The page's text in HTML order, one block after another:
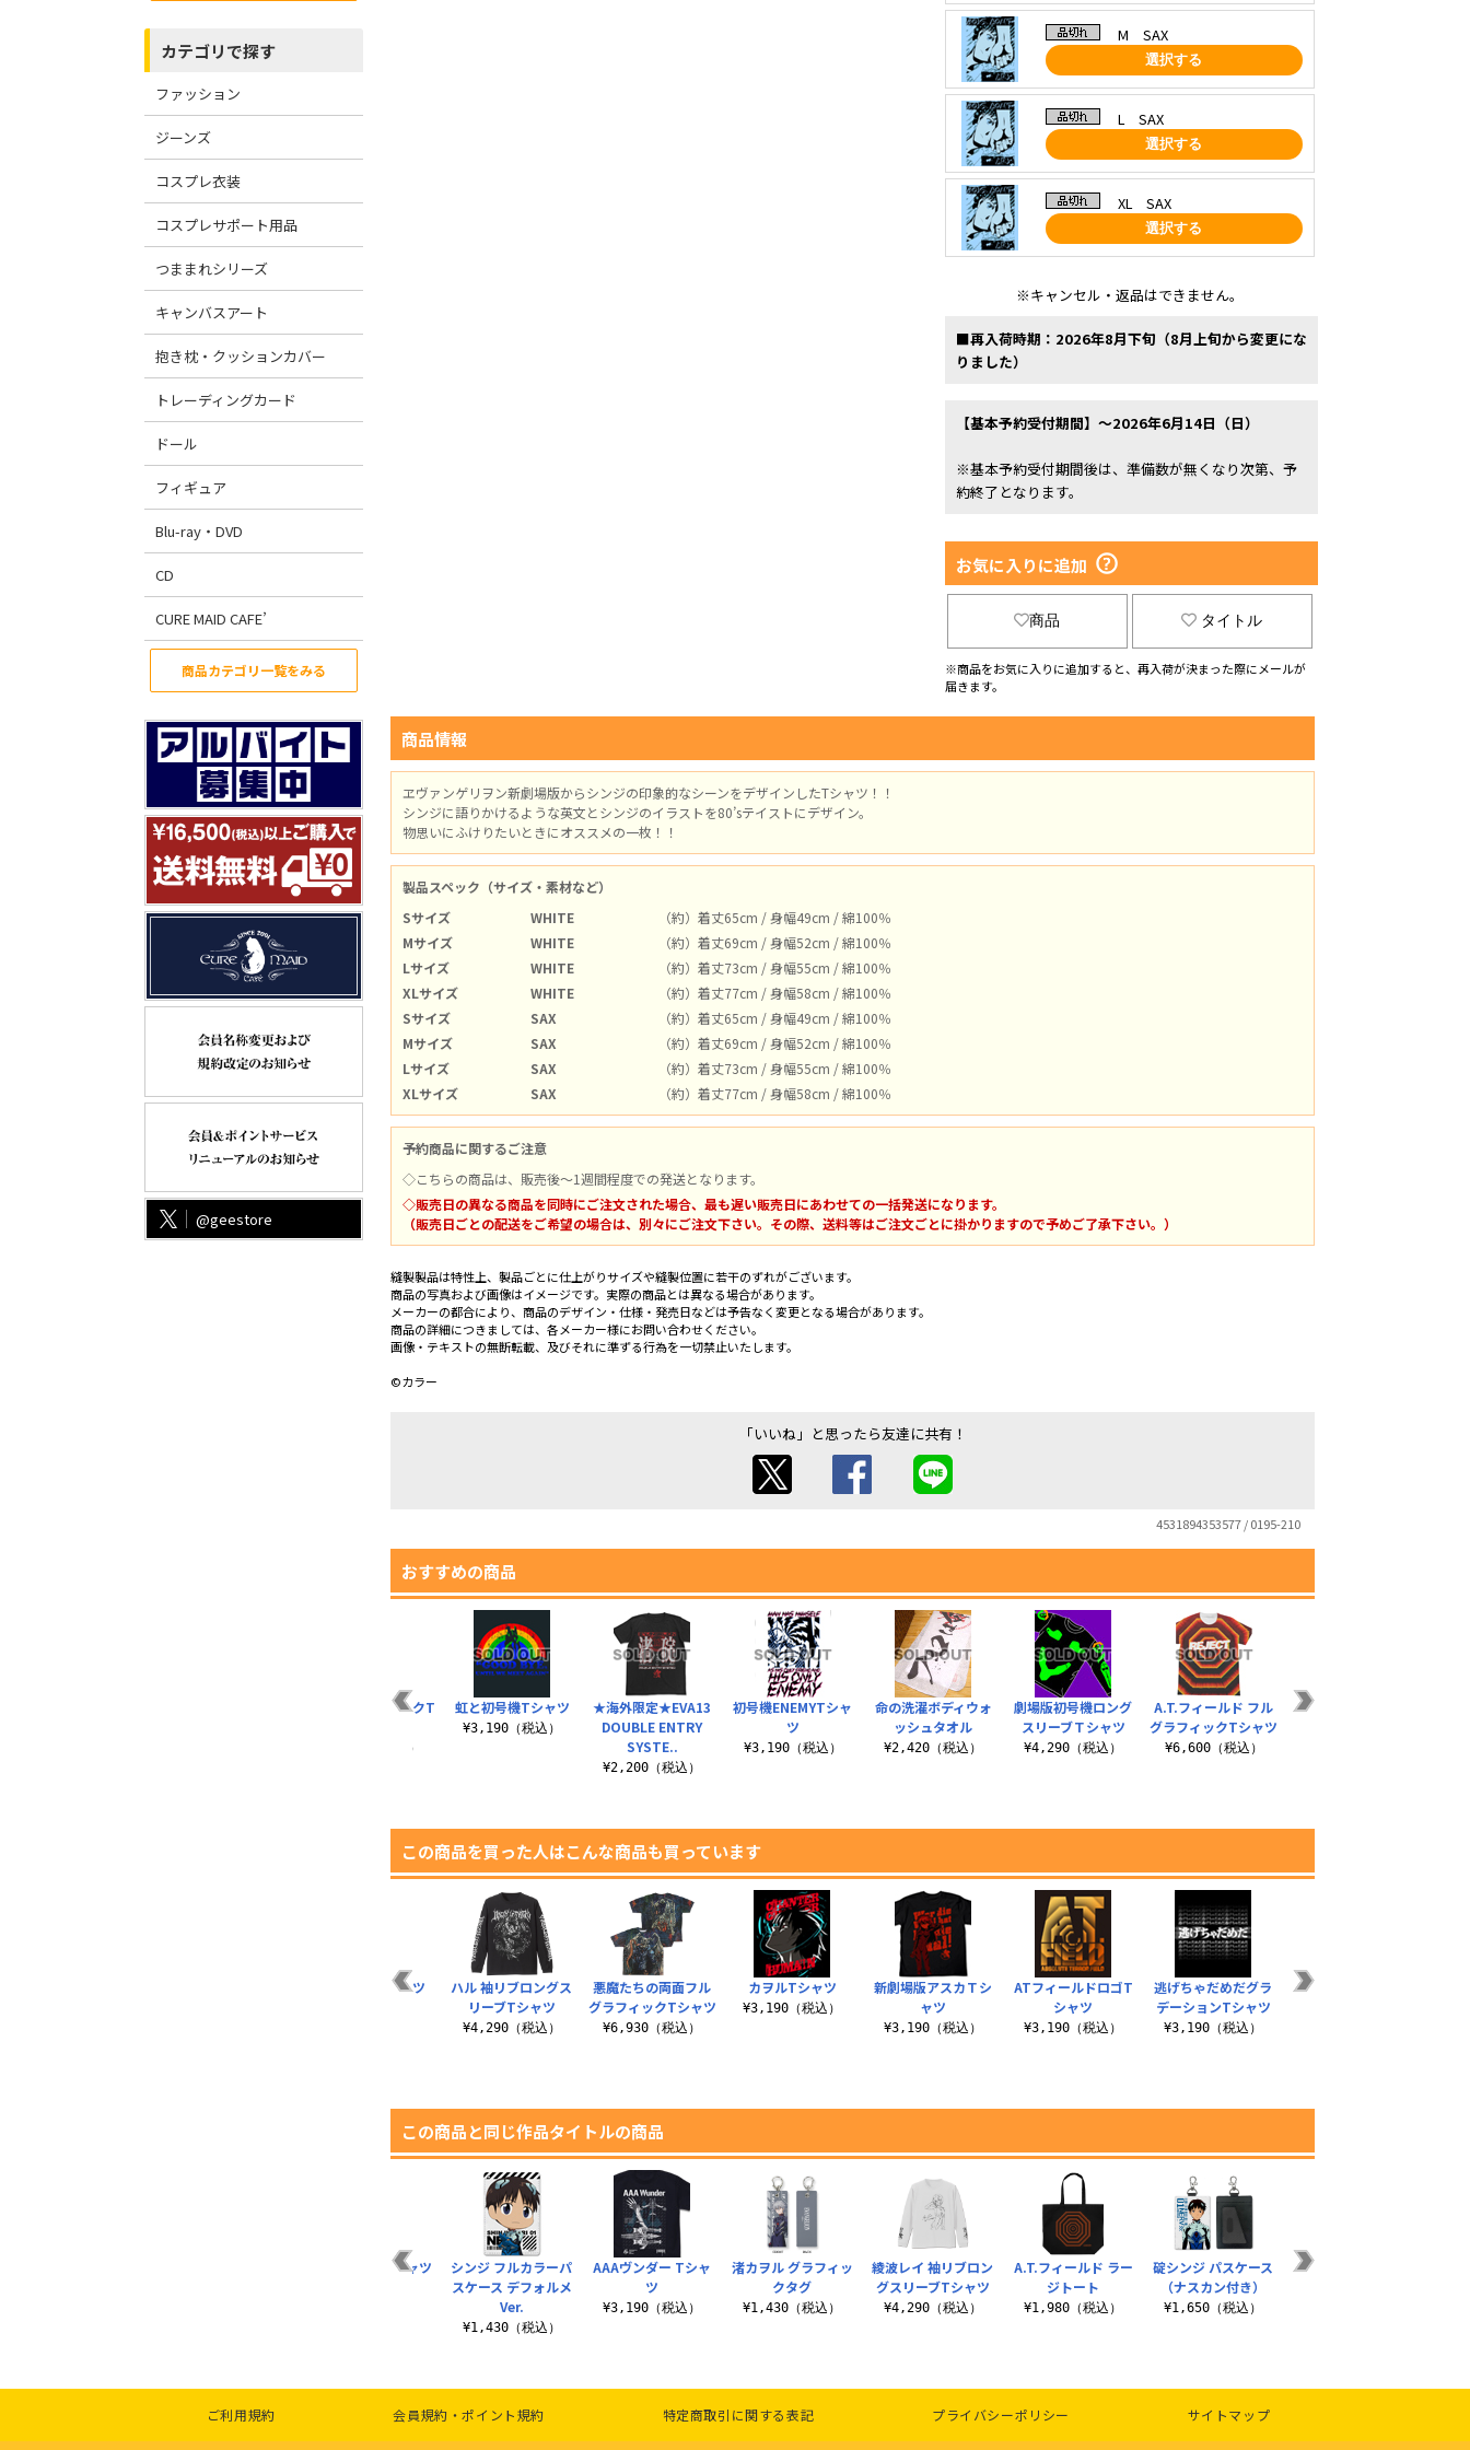
カテゴリで探す
ファッション
ジーンズ
コスプレ衣装
コスプレサポート用品
つままれシリーズ
キャンバスアート
抱き枕・クッションカバー
トレーディングカード
ドール
フィギュア
Blu-ray・DVD
CD
CURE MAID CAFE’
商品カテゴリ一覧をみる
@geestore
M SAX
選択する
L SAX
選択する
XL SAX
選択する
※キャンセル・返品はできません。
■再入荷時期：2026年8月下旬（8月上旬から変更にな
りました）
【基本予約受付期間】～2026年6月14日（日）
※基本予約受付期間後は、準備数が無くなり次第、予
約終了となります。
お気に入りに追加
商品 タイトル
※商品をお気に入りに追加すると、再入荷が決まった際にメールが
届きます。
商品情報
ヱヴァンゲリヲン新劇場版からシンジの印象的なシーンをデザインしたTシャツ！！
シンジに語りかけるような英文とシンジのイラストを80’sテイストにデザイン。
物思いにふけりたいときにオススメの一枚！！
製品スペック（サイズ・素材など）
Sサイズ
WHITE
（約）着丈65cm / 身幅49cm / 綿100％
Mサイズ
WHITE
（約）着丈69cm / 身幅52cm / 綿100％
Lサイズ
WHITE
（約）着丈73cm / 身幅55cm / 綿100％
XLサイズ
WHITE
（約）着丈77cm / 身幅58cm / 綿100％
Sサイズ
SAX
（約）着丈65cm / 身幅49cm / 綿100％
Mサイズ
SAX
（約）着丈69cm / 身幅52cm / 綿100％
Lサイズ
SAX
（約）着丈73cm / 身幅55cm / 綿100％
XLサイズ
SAX （約）着丈77cm / 身幅58cm / 綿100％
予約商品に関するご注意
◇こちらの商品は、販売後～1週間程度での発送となります。
◇販売日の異なる商品を同時にご注文された場合、最も遅い販売日にあわせての一括発送になります。
（販売日ごとの配送をご希望の場合は、別々にご注文下さい。その際、送料等はご注文ごとに掛かりますので予めご了承下さい。）
縫製製品は特性上、製品ごとに仕上がりサイズや縫製位置に若干のずれがございます。
商品の写真および画像はイメージです。実際の商品とは異なる場合があります。
メーカーの都合により、商品のデザイン・仕様・発売日などは予告なく変更となる場合があります。
商品の詳細につきましては、各メーカー様にお問い合わせください。
画像・テキストの無断転載、及びそれに準ずる行為を一切禁止いたします。
©カラー
「いいね」と思ったら友達に共有！
4531894353577 / 0195-210
おすすめの商品
初号機ENEMYTシャ
ツ
¥3,190（税込）
命の洗濯ボディウォ
ッシュタオル
¥2,420（税込）
劇場版初号機ロング
スリーブＴシャツ
¥4,290（税込）
A.T.フィールド フル
グラフィックTシャツ
¥6,600（税込）
劇場版初号機ジップ
アスカグラフィックT
¥3,190（税込）
虹と初号機Tシャツ
¥3,190（税込）
★海外限定★EVA13
DOUBLE ENTRY
SYSTE..
¥2,200（税込）
この商品を買った人はこんな商品も買っています
カヲルTシャツ
¥3,190（税込）
新劇場版アスカＴシ
ャツ
¥3,190（税込）
ATフィールドロゴT
シャツ
¥3,190（税込）
逃げちゃだめだグラ
デーションTシャツ
¥3,190（税込）
新劇場版レイＴシャ
心 マスク Tシャツ
ハル 袖リブロングス
リーブTシャツ
¥4,290（税込）
悪魔たちの両面フル
グラフィックTシャツ
¥6,930（税込）
この商品と同じ作品タイトルの商品
渚カヲル グラフィッ
クタグ
¥1,430（税込）
綾波レイ 袖リブロン
グスリーブTシャツ
¥4,290（税込）
A.T.フィールド ラー
ジトート
¥1,980（税込）
碇シンジ パスケース
（ナスカン付き）
¥1,650（税込）
WILLE パスケース
エヴァ3号機Tシャツ
シンジ フルカラーパ
スケース デフォルメ
Ver.
¥1,430（税込）
AAAヴンダー Tシャ
ツ
¥3,190（税込）
ご利用規約 会員規約・ポイント規約 特定商取引に関する表記 プライバシーポリシー サイトマップ